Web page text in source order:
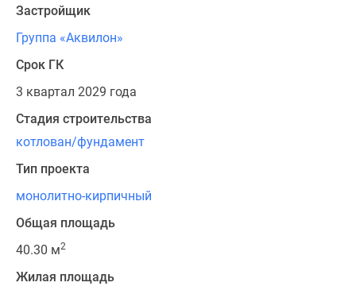
Застройщик
Группа «Аквилон»
Срок ГК
3 квартал 2029 года
Стадия строительства
котлован/фундамент
Тип проекта
монолитно-кирпичный
Общая площадь
40.30 м2
Жилая площадь